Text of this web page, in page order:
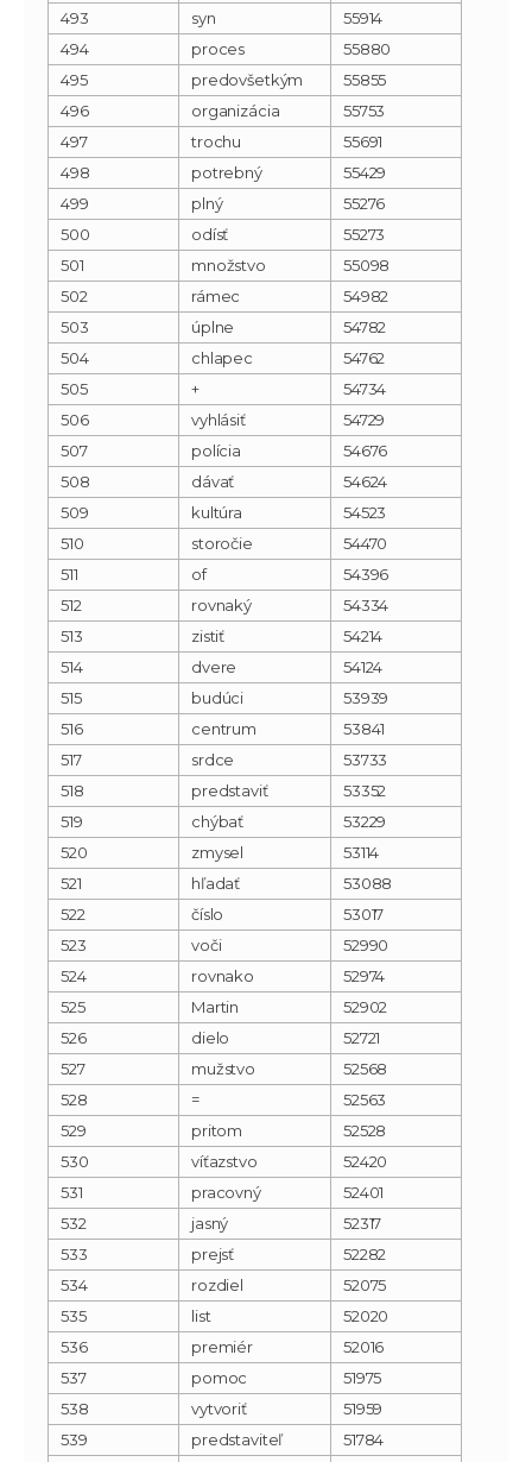
493
syn
55914
494
proces
55880
495
predovšetkým
55855
496
organizácia
55753
497
trochu
55691
498
potrebný
55429
499
plný
55276
500
odísť
55273
501
množstvo
55098
502
rámec
54982
503
úplne
54782
504
chlapec
54762
505
+
54734
506
vyhlásiť
54729
507
polícia
54676
508
dávať
54624
509
kultúra
54523
510
storočie
54470
511
of
54396
512
rovnaký
54334
513
zistiť
54214
514
dvere
54124
515
budúci
53939
516
centrum
53841
517
srdce
53733
518
predstaviť
53352
519
chýbať
53229
520
zmysel
53114
521
hľadať
53088
522
číslo
53017
523
voči
52990
524
rovnako
52974
525
Martin
52902
526
dielo
52721
527
mužstvo
52568
528
=
52563
529
pritom
52528
530
víťazstvo
52420
531
pracovný
52401
532
jasný
52317
533
prejsť
52282
534
rozdiel
52075
535
list
52020
536
premiér
52016
537
pomoc
51975
538
vytvoriť
51959
539
predstaviteľ
51784